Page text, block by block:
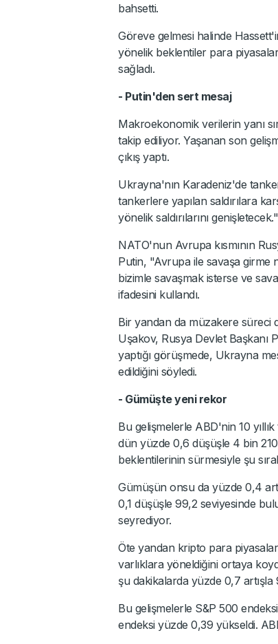
bahsetti.
Göreve gelmesi halinde
yönelik beklentiler para
sağladı.
- Putin'den sert mesaj
Makroekonomik verilerin yanı
takip ediliyor. Yaşanan son
çıkış yaptı.
Ukrayna'nın Karadeniz'de
tankerlere yapılan saldırılara
yönelik saldırılarını
NATO'nun Avrupa kısmının
Putin, "Avrupa ile savaşa girme
bizimle savaşmak isterse ve
ifadesini kullandı.
Bir yandan da müzakere süreci
Uşakov, Rusya Devlet Başkanı
yaptığı görüşmede, Ukrayna
edildiğini söyledi.
- Gümüşte yeni rekor
Bu gelişmelerle ABD'nin 10
dün yüzde 0,6 düşüşle 4 bin
beklentilerinin sürmesiyle şu
Gümüşün onsu da yüzde 0,4
0,1 düşüşle 99,2 seviyesinde
seyrediyor.
Öte yandan kripto para
varlıklara yöneldiğini ortaya
şu dakikalarda yüzde 0,7
Bu gelişmelerle S&P 500
endeksi yüzde 0,39 yükseldi.